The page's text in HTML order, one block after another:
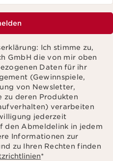
Ich stimme zu,
GmbH die von mir oben
Daten für ihr
(Gewinnspiele,
von Newsletter,
zu deren Produkten
verarbeiten
jederzeit
den Abmeldelink in jedem
Informationen zur
zu Ihren Rechten finden
*